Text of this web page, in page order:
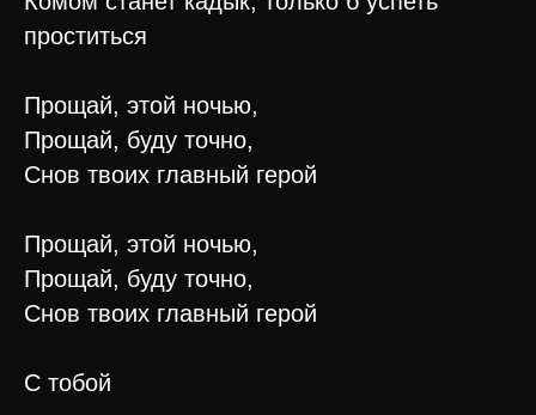
проститься
Прощай, этой ночью,
Прощай, буду точно,
Снов твоих главный герой
Прощай, этой ночью,
Прощай, буду точно,
Снов твоих главный герой
С тобой